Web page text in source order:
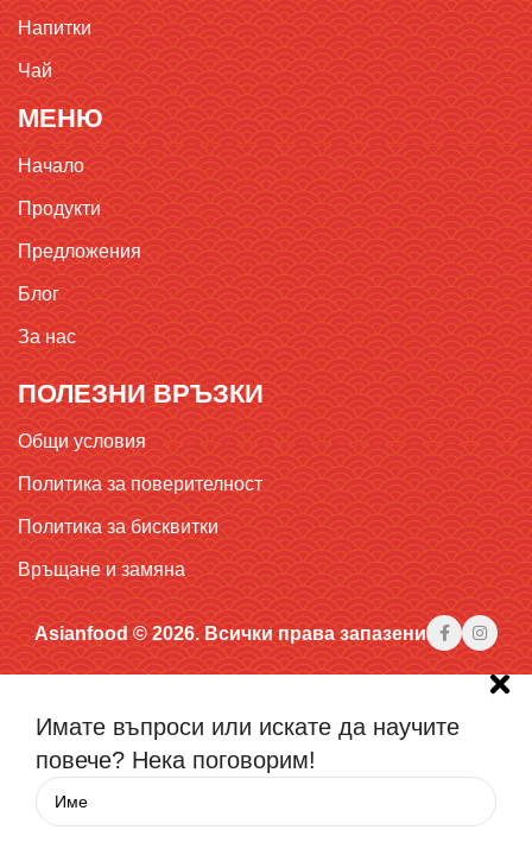
Напитки
Чай
МЕНЮ
Начало
Продукти
Предложения
Блог
За нас
ПОЛЕЗНИ ВРЪЗКИ
Общи условия
Политика за поверителност
Политика за бисквитки
Връщане и замяна
Asianfood © 2026. Всички права запазени
Имате въпроси или искате да научите
повече? Нека поговорим!